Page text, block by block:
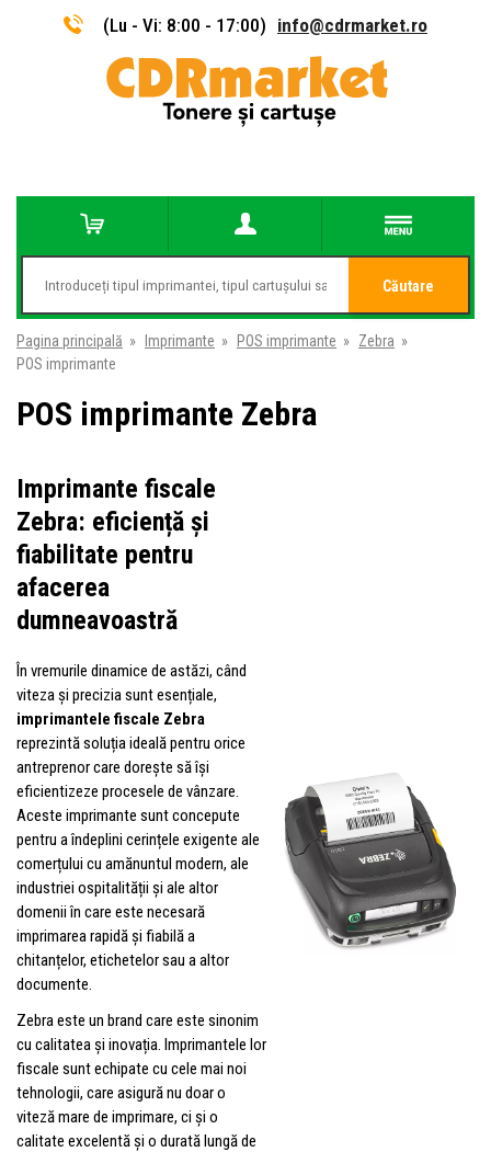
(Lu - Vi: 8:00 - 17:00) info@cdrmarket.ro
Căutare
Pagina principală » Imprimante » POS imprimante » Zebra »
POS imprimante
POS imprimante Zebra
Imprimante fiscale
Zebra: eficiență și
fiabilitate pentru
afacerea
dumneavoastră
În vremurile dinamice de astăzi, când
viteza și precizia sunt esențiale,
imprimantele fiscale Zebra
reprezintă soluția ideală pentru orice
antreprenor care dorește să își
eficientizeze procesele de vânzare.
Aceste imprimante sunt concepute
pentru a îndeplini cerințele exigente ale
comerțului cu amănuntul modern, ale
industriei ospitalității și ale altor
domenii în care este necesară
imprimarea rapidă și fiabilă a
chitanțelor, etichetelor sau a altor
documente.
Zebra este un brand care este sinonim
cu calitatea și inovația. Imprimantele lor
fiscale sunt echipate cu cele mai noi
tehnologii, care asigură nu doar o
viteză mare de imprimare, ci și o
calitate excelentă și o durată lungă de